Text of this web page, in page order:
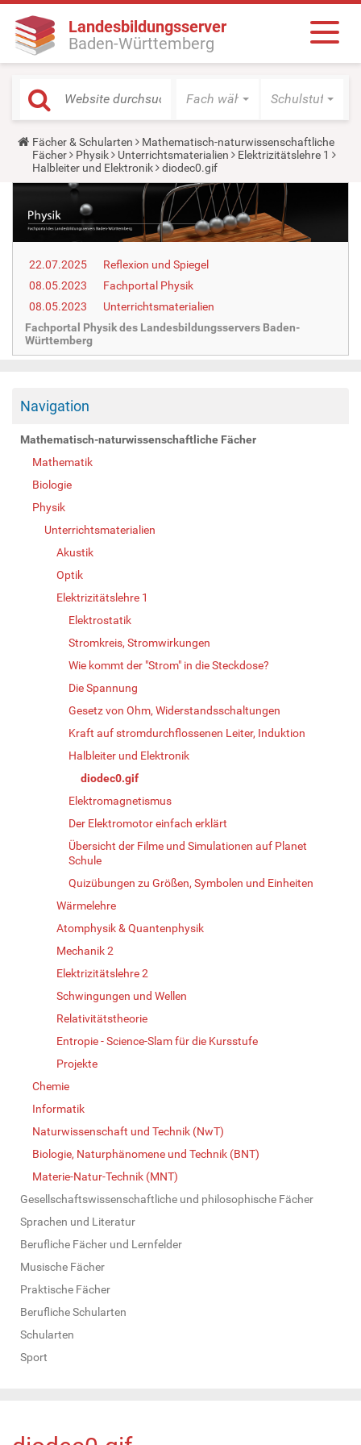
Landesbildungsserver
Baden-Württemberg
Fach wählen Schulstufe
Y
o
u
a
h
e
r
:
Fächer & Schularten
Mathematisch-naturwissenschaftliche
Fächer
Physik Unterrichtsmaterialien
Elektrizitätslehre 1
Halbleiter und Elektronik
diodec0.gif
22.07.2025
Reflexion und Spiegel
08.05.2023
Fachportal Physik
08.05.2023
Unterrichtsmaterialien
Fachportal Physik des Landesbildungsservers Baden-
Württemberg
Navigation
Mathematisch-naturwissenschaftliche Fächer
Mathematik
Biologie
Physik
Unterrichtsmaterialien
Akustik
Optik
Elektrizitätslehre 1
Elektrostatik
Stromkreis, Stromwirkungen
Wie kommt der "Strom" in die Steckdose?
Die Spannung
Gesetz von Ohm, Widerstandsschaltungen
Kraft auf stromdurchflossenen Leiter, Induktion
Halbleiter und Elektronik
diodec0.gif
Elektromagnetismus
Der Elektromotor einfach erklärt
Übersicht der Filme und Simulationen auf Planet
Schule
Quizübungen zu Größen, Symbolen und Einheiten
Wärmelehre
Atomphysik & Quantenphysik
Mechanik 2
Elektrizitätslehre 2
Schwingungen und Wellen
Relativitätstheorie
Entropie - Science-Slam für die Kursstufe
Projekte
Chemie
Informatik
Naturwissenschaft und Technik (NwT)
Biologie, Naturphänomene und Technik (BNT)
Materie-Natur-Technik (MNT)
Gesellschaftswissenschaftliche und philosophische Fächer
Sprachen und Literatur
Berufliche Fächer und Lernfelder
Musische Fächer
Praktische Fächer
Berufliche Schularten
Schularten
Sport